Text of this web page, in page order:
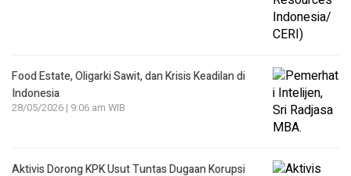
Food Estate, Oligarki Sawit, dan Krisis Keadilan di
Indonesia
28/05/2026 | 9:06 am WIB
Aktivis Dorong KPK Usut Tuntas Dugaan Korupsi